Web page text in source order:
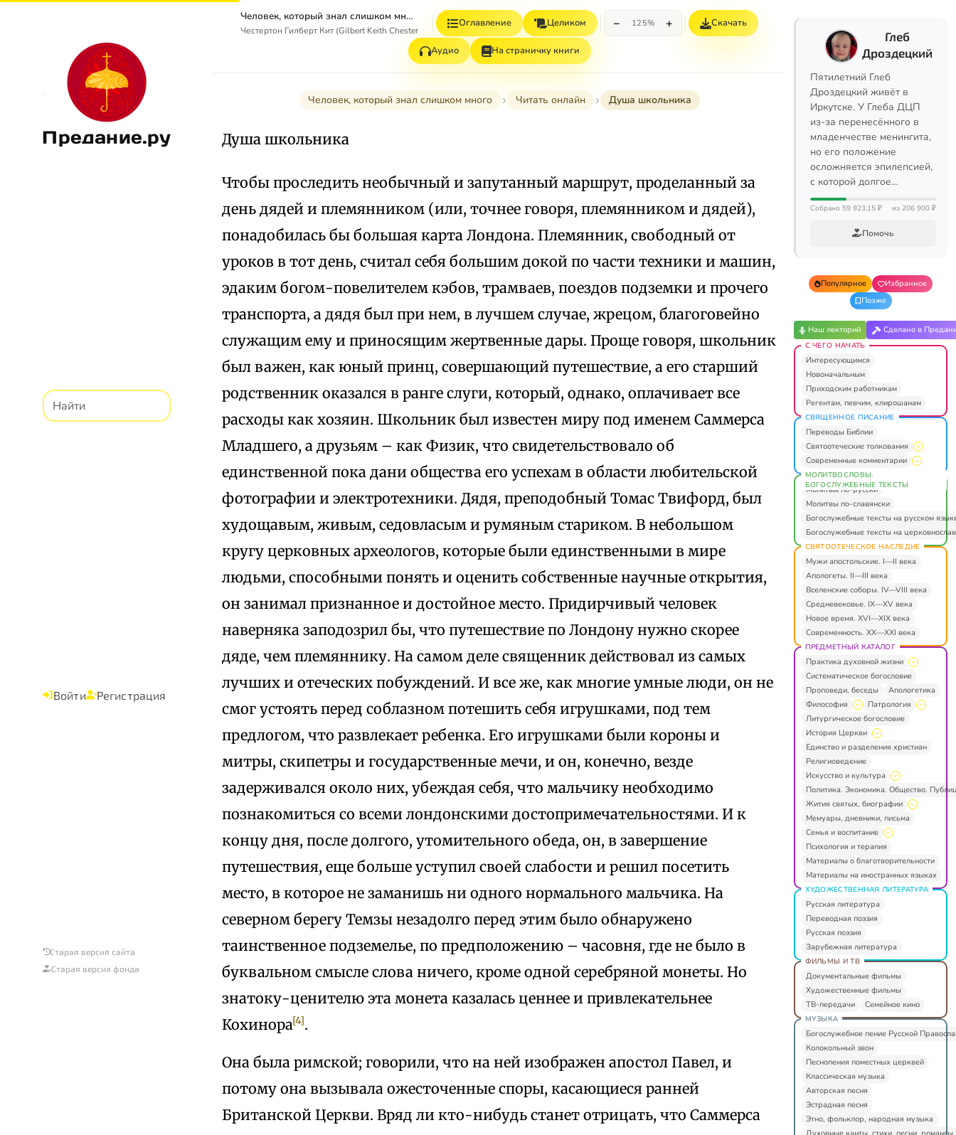
Предание.ру
Войти Регистрация
Старая версия сайта
Старая версия фонда
Человек, который знал слишком много (рассказы)
Честертон Гилберт Кит (Gilbert Keith Chesterton)
Оглавление Целиком − 125% + Скачать
Аудио На страничку книги
Человек, который знал слишком много Читать онлайн Душа школьника
Душа школьника
Чтобы проследить необычный и запутанный маршрут, проделанный за
день дядей и племянником (или, точнее говоря, племянником и дядей),
понадобилась бы большая карта Лондона. Племянник, свободный от
уроков в тот день, считал себя большим докой по части техники и машин,
эдаким богом-повелителем кэбов, трамваев, поездов подземки и прочего
транспорта, а дядя был при нем, в лучшем случае, жрецом, благоговейно
служащим ему и приносящим жертвенные дары. Проще говоря, школьник
был важен, как юный принц, совершающий путешествие, а его старший
родственник оказался в ранге слуги, который, однако, оплачивает все
расходы как хозяин. Школьник был известен миру под именем Саммерса
Младшего, а друзьям – как Физик, что свидетельствовало об
единственной пока дани общества его успехам в области любительской
фотографии и электротехники. Дядя, преподобный Томас Твифорд, был
худощавым, живым, седовласым и румяным стариком. В небольшом
кругу церковных археологов, которые были единственными в мире
людьми, способными понять и оценить собственные научные открытия,
он занимал признанное и достойное место. Придирчивый человек
наверняка заподозрил бы, что путешествие по Лондону нужно скорее
дяде, чем племяннику. На самом деле священник действовал из самых
лучших и отеческих побуждений. И все же, как многие умные люди, он не
смог устоять перед соблазном потешить себя игрушками, под тем
предлогом, что развлекает ребенка. Его игрушками были короны и
митры, скипетры и государственные мечи, и он, конечно, везде
задерживался около них, убеждая себя, что мальчику необходимо
познакомиться со всеми лондонскими достопримечательностями. И к
концу дня, после долгого, утомительного обеда, он, в завершение
путешествия, еще больше уступил своей слабости и решил посетить
место, в которое не заманишь ни одного нормального мальчика. На
северном берегу Темзы незадолго перед этим было обнаружено
таинственное подземелье, по предположению – часовня, где не было в
буквальном смысле слова ничего, кроме одной серебряной монеты. Но
знатоку-ценителю эта монета казалась ценнее и привлекательнее
Кохинора[4].
Она была римской; говорили, что на ней изображен апостол Павел, и
потому она вызывала ожесточенные споры, касающиеся ранней
Британской Церкви. Вряд ли кто-нибудь станет отрицать, что Саммерса
Глеб
Дроздецкий
Пятилетний Глеб
Дроздецкий живёт в
Иркутске. У Глеба ДЦП
из-за перенесённого в
младенчестве менингита,
но его положение
осложняется эпилепсией,
с которой долгое…
Собрано 59 923,15 ₽ из 206 900 ₽
Помочь
Популярное
Избранное
Позже
Наш лекторий Сделано в
С ЧЕГО НАЧАТЬ
Интересующимся
Новоначальным
Приходским работникам
Регентам, певчим, клирошанам
СВЯЩЕННОЕ ПИСАНИЕ
Переводы Библии
Святоотеческие толкования
Современные комментарии
МОЛИТВОСЛОВЫ.
БОГОСЛУЖЕБНЫЕ ТЕКСТЫ
Молитвы по-русски
Молитвы по-славянски
Богослужебные тексты на русском
Богослужебные тексты на
СВЯТООТЕЧЕСКОЕ НАСЛЕДИЕ
Мужи апостольские. I—II века
Апологеты. II—III века
Вселенские соборы. IV—VIII века
Средневековье. IX—XV века
Новое время. XVI—XIX века
Современность. XX—XXI века
ПРЕДМЕТНЫЙ КАТАЛОГ
Практика духовной жизни
Систематическое богословие
Проповеди, беседы
Апологетика
Философия
Патрология
Литургическое богословие
История Церкви
Единство и разделения христиан
Религиоведение
Искусство и культура
Политика. Экономика. Общество.
Жития святых, биографии
Мемуары, дневники, письма
Семья и воспитание
Психология и терапия
Материалы о благотворительности
Материалы на иностранных языках
ХУДОЖЕСТВЕННАЯ ЛИТЕРАТУРА
Русская литература
Переводная поэзия
Русская поэзия
Зарубежная литература
ФИЛЬМЫ И ТВ
Документальные фильмы
Художественные фильмы
ТВ-передачи
Семейное кино
МУЗЫКА
Богослужебное пение Русской
Колокольный звон
Песнопения поместных церквей
Классическая музыка
Авторская песня
Эстрадная песня
Этно, фольклор, народная музыка
Духовные канты, стихи, песни, романсы